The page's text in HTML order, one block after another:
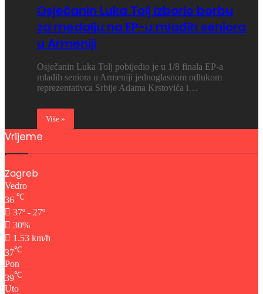
Osječanin Luka Tolj izborio borbu
za medalju na EP-u mlađih seniora
u Armeniji
Osječanin Luka Tolj pobijedio je u 1/8 finala EP-a
mlađih seniora u Armeniji jednoglasnom odlukom
reprezentativca Srbije Adama Krstovića i…
Više »
Vrijeme
Zagreb
Vedro
36 ℃
37º - 27º
30%
1.53 km/h
37℃
Pon
39℃
Uto